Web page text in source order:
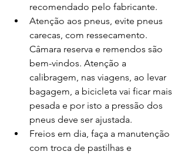
recomendado pelo fabricante.
Atenção aos pneus, evite pneus
carecas, com ressecamento.
Câmara reserva e remendos são
bem-vindos. Atenção a
calibragem, nas viagens, ao levar
bagagem, a bicicleta vai ficar mais
pesada e por isto a pressão dos
pneus deve ser ajustada.
Freios em dia, faça a manutenção
com troca de pastilhas e